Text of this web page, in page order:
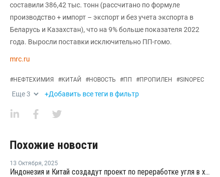
составили 386,42 тыс. тонн (рассчитано по формуле
производство + импорт – экспорт и без учета экспорта в
Беларусь и Казахстан), что на 9% больше показателя 2022
года. Выросли поставки исключительно ПП-гомо.
mrc.ru
#НЕФТЕХИМИЯ #КИТАЙ #НОВОСТЬ #ПП #ПРОПИЛЕН #SINOPEC
Еще3 +Добавить все теги в фильтр
Похожие новости
13 Октября, 2025
Индонезия и Китай создадут проект по переработке угля в химикаты